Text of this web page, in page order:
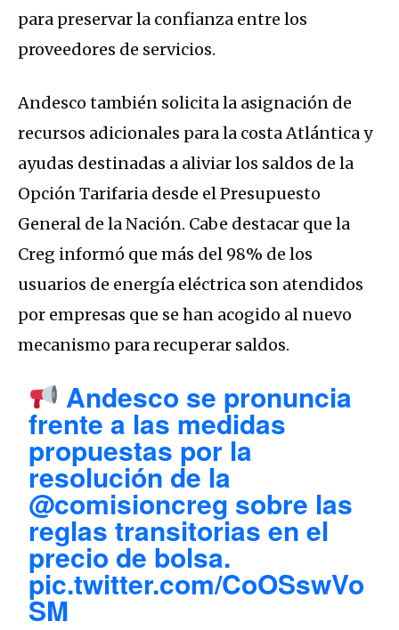
para preservar la confianza entre los
proveedores de servicios.
Andesco también solicita la asignación de
recursos adicionales para la costa Atlántica y
ayudas destinadas a aliviar los saldos de la
Opción Tarifaria desde el Presupuesto
General de la Nación. Cabe destacar que la
Creg informó que más del 98% de los
usuarios de energía eléctrica son atendidos
por empresas que se han acogido al nuevo
mecanismo para recuperar saldos.
Andesco se pronuncia
frente a las medidas
propuestas por la
resolución de la
@comisioncreg sobre las
reglas transitorias en el
precio de bolsa.
pic.twitter.com/CoOSswVo
SM